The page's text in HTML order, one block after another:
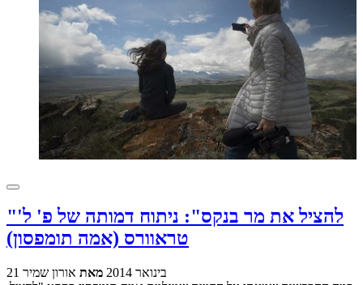
"להציל את מר בנקס": ניתוח דמותה של פ' ל'
טראוורס (אמה תומפסון)
21 בינואר 2014 מאת אורון שמיר